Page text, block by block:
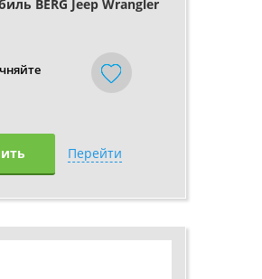
BERG Jeep Wrangler
Перейти